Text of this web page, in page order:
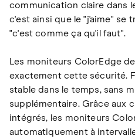
communication claire dans
c'est ainsi que le "j'aime" se
"c'est comme ça qu'il faut".
Les moniteurs ColorEdge
exactement cette sécurité.
stable dans le temps, sans
supplémentaire. Grâce aux
intégrés, les moniteurs
automatiquement à